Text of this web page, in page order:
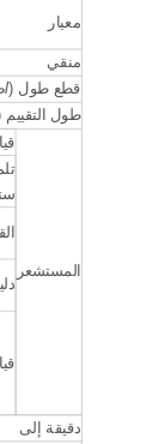
معيار
منقي
قطع طول (l
طول التقييم
المستشعر
دقيقة إلى